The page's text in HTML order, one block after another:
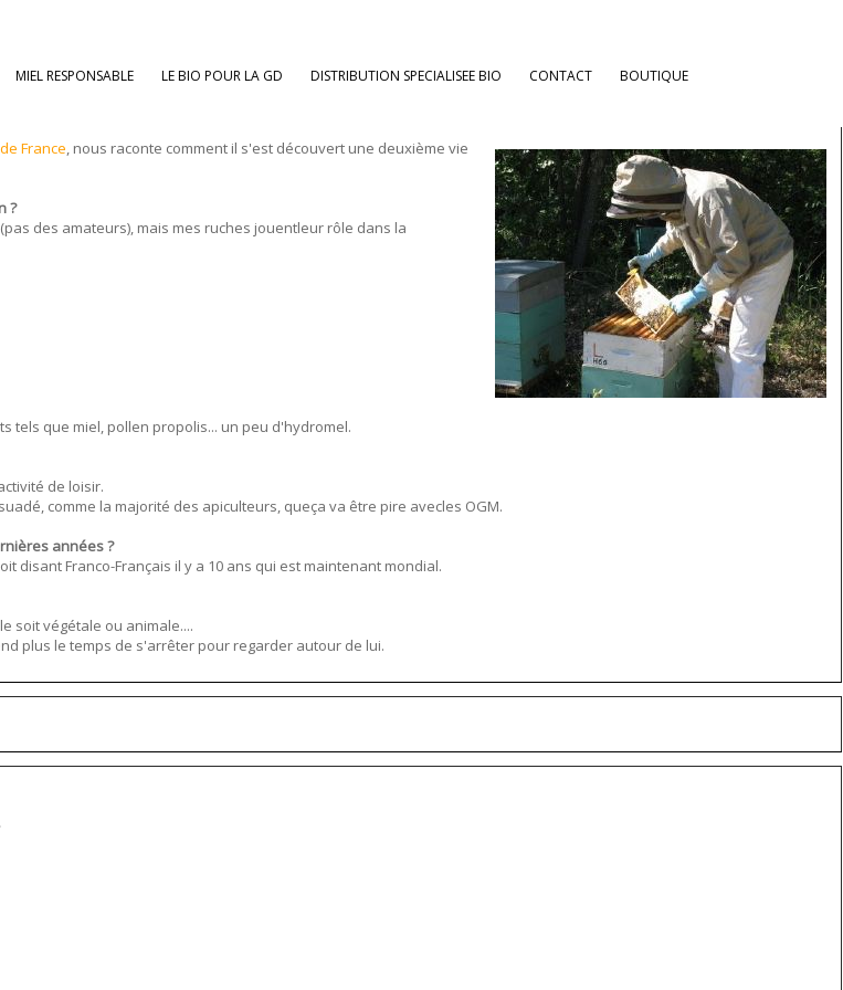
MIEL RESPONSABLE LE BIO POUR LA GD DISTRIBUTION SPECIALISEE BIO CONTACT BOUTIQUE
France, nous raconte comment il s'est découvert une deuxième vie
?
des amateurs), mais mes ruches jouentleur rôle dans la
tels que miel, pollen propolis... un peu d'hydromel.
de loisir.
comme la majorité des apiculteurs, queça va être pire avecles OGM.
années ?
disant Franco-Français il y a 10 ans qui est maintenant mondial.
soit végétale ou animale....
plus le temps de s'arrêter pour regarder autour de lui.